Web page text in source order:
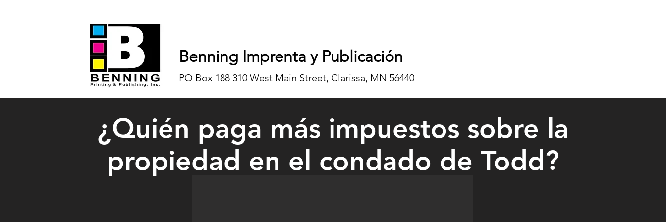
Benning Imprenta y Publicación
PO Box 188 310 West Main Street, Clarissa, MN 56440
Lakewood Clinic has the lion’s share of the highest value commercial parcel at $11,882,800. Their Todd County property tax bill is $482,796.
¿Quién paga más impuestos sobre la
propiedad en el condado de Todd?